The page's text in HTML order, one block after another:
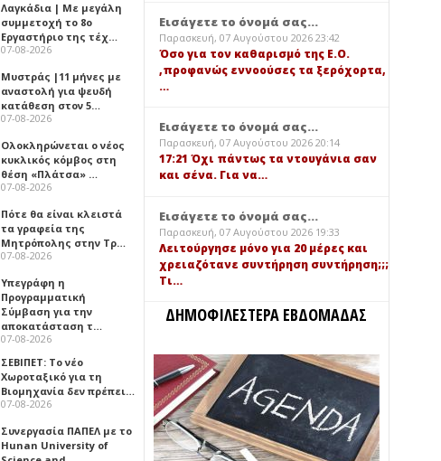
Λαγκάδια | Με μεγάλη
συμμετοχή το 8ο
Εργαστήριο της τέχ…
07-08-2026
Μυστράς |11 μήνες με
αναστολή για ψευδή
κατάθεση στον 5…
07-08-2026
Ολοκληρώνεται ο νέος
κυκλικός κόμβος στη
θέση «Πλάτσα» …
07-08-2026
Πότε θα είναι κλειστά
τα γραφεία της
Μητρόπολης στην Τρ…
07-08-2026
Υπεγράφη η
Προγραμματική
Σύμβαση για την
αποκατάσταση τ…
07-08-2026
ΣΕΒΙΠΕΤ: Το νέο
Χωροταξικό για τη
Βιομηχανία δεν πρέπει…
07-08-2026
Συνεργασία ΠΑΠΕΛ με το
Hunan University of
Εισάγετε το όνομά σας...
Παρασκευή, 07 Αυγούστου 2026 23:42
Όσο για τον καθαρισμό της Ε.Ο.
,προφανώς εννοούσες τα ξερόχορτα,
…
Εισάγετε το όνομά σας...
Παρασκευή, 07 Αυγούστου 2026 20:14
17:21 Όχι πάντως τα ντουγάνια σαν
και σένα. Για να…
Εισάγετε το όνομά σας...
Παρασκευή, 07 Αυγούστου 2026 19:33
Λειτούργησε μόνο για 20 μέρες και
χρειαζότανε συντήρηση συντήρηση;;;
Τι…
ΔΗΜΟΦΙΛΕΣΤΕΡΑ ΕΒΔΟΜΑΔΑΣ